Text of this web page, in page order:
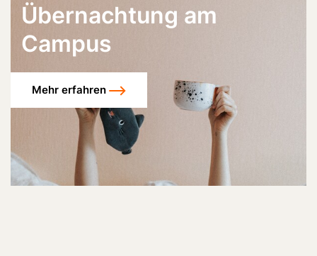
Übernachtung am
Campus
Mehr erfahren